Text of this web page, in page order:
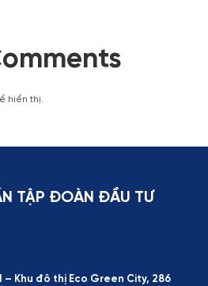
hiển thị.
TẬP ĐOÀN ĐẦU TƯ
– Khu đô thị Eco Green City, 286